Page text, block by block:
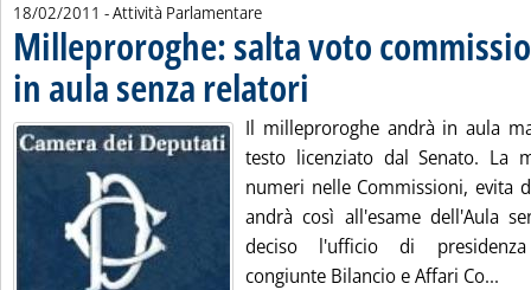
18/02/2011 - Attività Parlamentare
Milleproroghe: salta voto
in aula senza relatori
. Pubblicata venerdì 18 febbraio 2011 alle 14.47.Il milleproroghe andrà in aula
testo licenziato dal Senato. La
numeri nelle Commissioni, evita
andrà così all'esame dell'Aula
deciso l'ufficio di
congiunte Bilancio e Affari Co...